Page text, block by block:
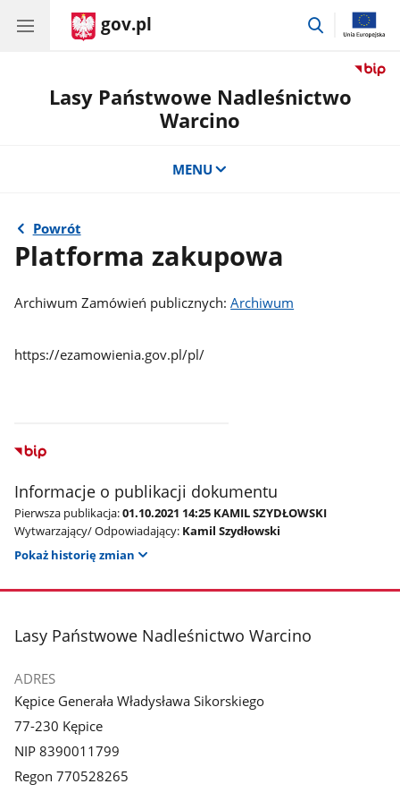
gov.pl
przejdź
Lasy Państwowe Nadleśnictwo
Warcino
MENU
Powrót
Platforma zakupowa
Archiwum Zamówień publicznych:Archiwum
https://ezamowienia.gov.pl/pl/
Informacje o publikacji dokumentu
Pierwsza publikacja:01.10.2021 14:25 KAMIL SZYDŁOWSKI
Wytwarzający/ Odpowiadający: Kamil Szydłowski
Pokaż historię zmian
stopka
Lasy Państwowe Nadleśnictwo Warcino
ADRES
Kępice Generała Władysława Sikorskiego
77-230 Kępice
NIP 8390011799
Regon 770528265